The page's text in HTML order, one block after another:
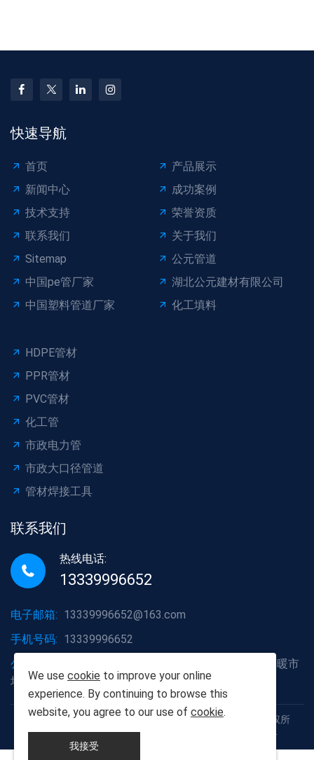
快速导航
首页
产品展示
新闻中心
成功案例
技术支持
荣誉资质
联系我们
关于我们
Sitemap
公元管道
中国pe管厂家
湖北公元建材有限公司
中国塑料管道厂家
化工填料
HDPE管材
PPR管材
PVC管材
化工管
市政电力管
市政大口径管道
管材焊接工具
联系我们
热线电话:
13339996652
电子邮箱: 13339996652@163.com
手机号码: 13339996652
公司地址:
湖北省武汉市洪山区白沙洲大道烽火五金水暖市
场A2栋6号
Copyright © 2012-2025 武汉胡杨树建材有限责任公司 版权所
有 鄂ICP备19013111号 鄂公网安备42011102005926号
We use cookie to improve your online
experience. By continuing to browse this
website, you agree to our use of cookie.
我接受